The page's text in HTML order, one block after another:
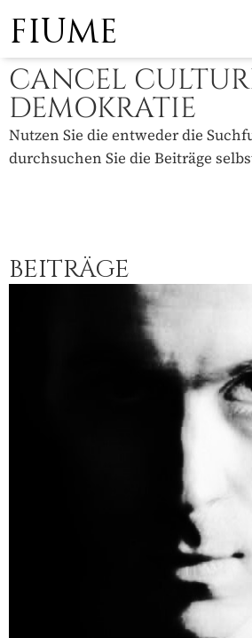
FIUME
CANCEL
DEMOKRATIE
Nutzen Sie die entweder die
durchsuchen Sie die Beiträge
BEITRÄGE